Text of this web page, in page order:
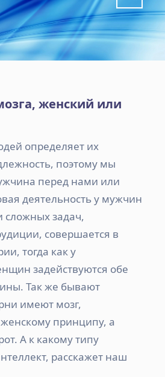
женский или
определяет их
поэтому мы
перед нами или
деятельность у мужчин
задач,
совершается в
тогда как у
задействуются обе
Так же бывают
имеют мозг,
принципу, а
А к какому типу
расскажет наш